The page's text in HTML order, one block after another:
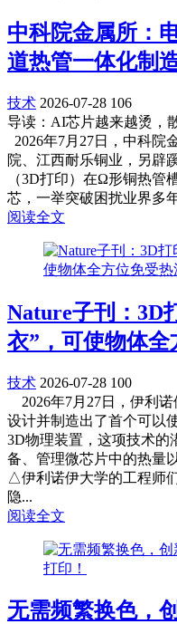
中科院金属所：
道热管一体化制
技术 2026-07-28 106
导读：AI芯片越来越烫，
2026年7月27日，中科院
院、江西耐乐铜业，另
（3D打印）在Ω形铜热管
芯，一举突破困扰业界多
阅读全文
Nature子刊：3D
衣”，可使物体
技术 2026-07-28 100
2026年7月27日，伊利
设计并制造出了首个可以
3D物理装置，这项技术的
备、管理微芯片中的热量
△伊利诺伊大学的工程师
隐...
阅读全文
无需频繁换色，